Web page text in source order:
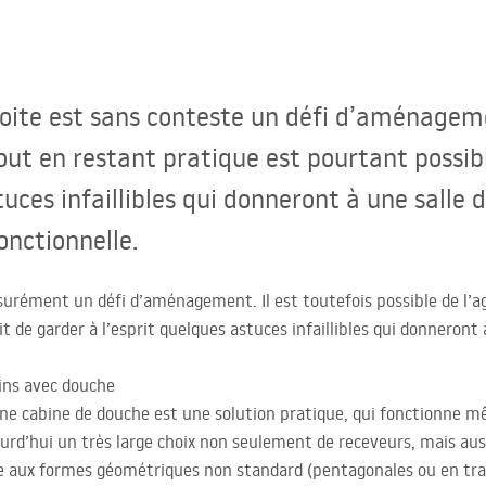
est sans conteste un défi
en restant pratique est pourtant
infaillibles qui donneront à une salle
un défi d’aménagement. Il est toutefois possible de
garder à l’esprit quelques astuces infaillibles qui donneront
avec douche
cabine de douche est une solution pratique, qui fonctionne
un très large choix non seulement de receveurs, mais
formes géométriques non standard (pentagonales ou en